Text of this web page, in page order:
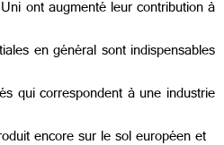
ont augmenté leur contribution à
en général sont indispensables
qui correspondent à une industrie
encore sur le sol européen et